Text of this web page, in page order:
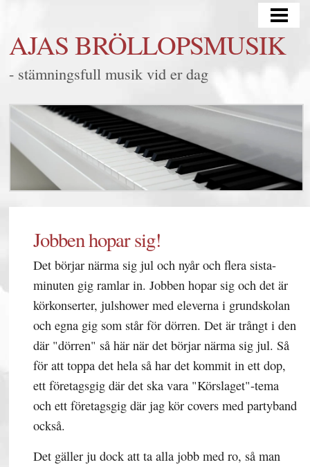
BRÖLLOP
MINGEL/FEST
FRÅGOR & SVAR
KONTAKT
AJAS BRÖLLOPSMUSIK
- stämningsfull musik vid er dag
Jobben hopar sig!
Det börjar närma sig jul och nyår och flera sista-
minuten gig ramlar in. Jobben hopar sig och det är
körkonserter, julshower med eleverna i grundskolan
och egna gig som står för dörren. Det är trångt i den
där "dörren" så här när det börjar närma sig jul. Så
för att toppa det hela så har det kommit in ett dop,
ett företagsgig där det ska vara "Körslaget"-tema
och ett företagsgig där jag kör covers med partyband
också.
Det gäller ju dock att ta alla jobb med ro, så man